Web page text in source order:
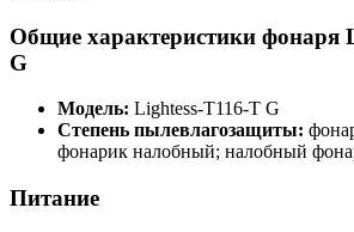
Общие характеристики фонаря
G
Модель: Lightess-T116-T G
Степень пылевлагозащиты:
фонарик налобный; налобный
Питание